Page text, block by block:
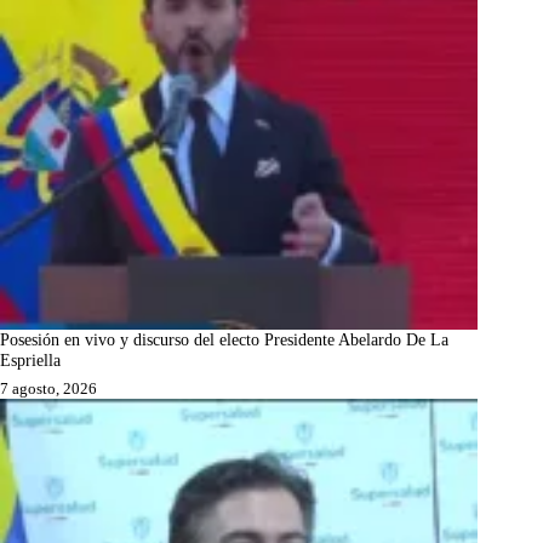
Posesión en vivo y discurso del electo Presidente Abelardo De La
Espriella
7 agosto, 2026